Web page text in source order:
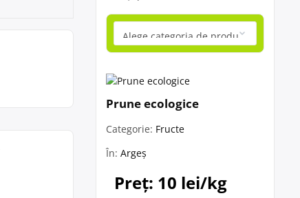
Prune ecologice
Categorie: Fructe
În: Argeș
Preț: 10 lei/kg